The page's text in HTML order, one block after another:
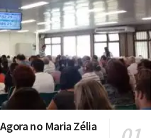
no Maria Zélia